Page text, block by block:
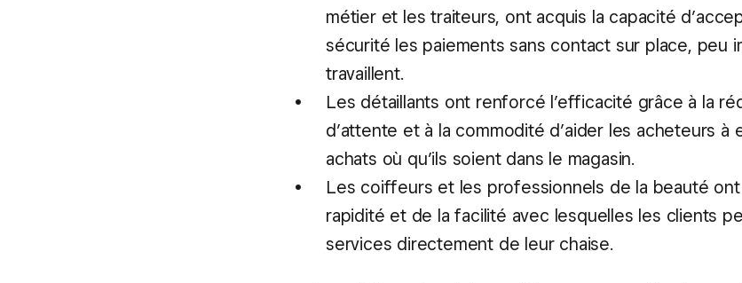
métier et les traiteurs, ont acquis la capacité
sécurité les paiements sans contact sur place, peu
travaillent.
Les détaillants ont renforcé l’efficacité grâce à la
d’attente et à la commodité d’aider les acheteurs
achats où qu’ils soient dans le magasin.
Les coiffeurs et les professionnels de la beauté
rapidité et de la facilité avec lesquelles les clients
services directement de leur chaise.